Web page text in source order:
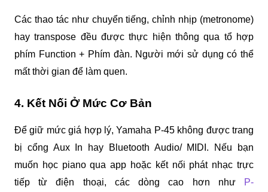
Các thao tác như chuyển tiếng, chỉnh nhịp (metronome)
hay transpose đều được thực hiện thông qua tổ hợp
phím Function + Phím đàn. Người mới sử dụng có thể
mất thời gian để làm quen.
4. Kết Nối Ở Mức Cơ Bản
Để giữ mức giá hợp lý, Yamaha P-45 không được trang
bị cổng Aux In hay Bluetooth Audio/ MIDI. Nếu bạn
muốn học piano qua app hoặc kết nối phát nhạc trực
tiếp từ điện thoại, các dòng cao hơn như
P-